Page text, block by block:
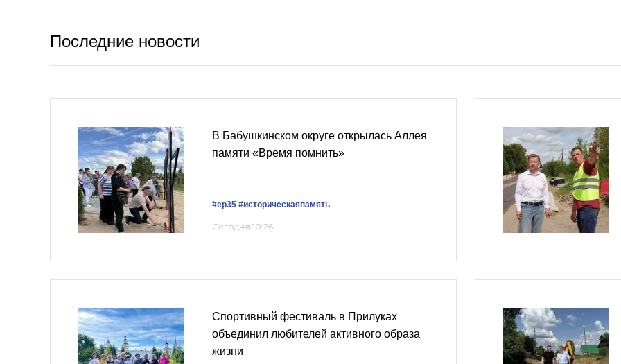
Последние новости
В Бабушкинском округе открылась Аллея
памяти «Время помнить»
#ер35 #историческаяпамять
Сегодня 10:26
Спортивный фестиваль в Прилуках
объединил любителей активного образа
жизни